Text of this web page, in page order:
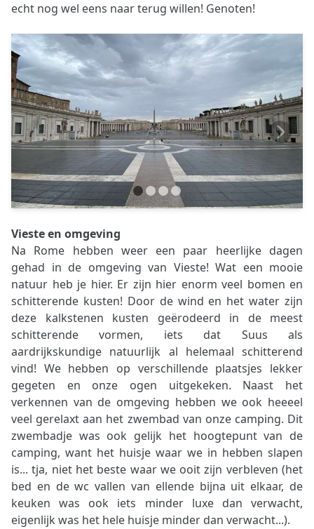
echt nog wel eens naar terug willen! Genoten!
Vieste en omgeving
Na Rome hebben weer een paar heerlijke dagen
gehad in de omgeving van Vieste! Wat een mooie
natuur heb je hier. Er zijn hier enorm veel bomen en
schitterende kusten! Door de wind en het water zijn
deze kalkstenen kusten geërodeerd in de meest
schitterende vormen, iets dat Suus als
aardrijkskundige natuurlijk al helemaal schitterend
vind! We hebben op verschillende plaatsjes lekker
gegeten en onze ogen uitgekeken. Naast het
verkennen van de omgeving hebben we ook heeeel
veel gerelaxt aan het zwembad van onze camping. Dit
zwembadje was ook gelijk het hoogtepunt van de
camping, want het huisje waar we in hebben slapen
is... tja, niet het beste waar we ooit zijn verbleven (het
bed en de wc vallen van ellende bijna uit elkaar, de
keuken was ook iets minder luxe dan verwacht,
eigenlijk was het hele huisje minder dan verwacht...).